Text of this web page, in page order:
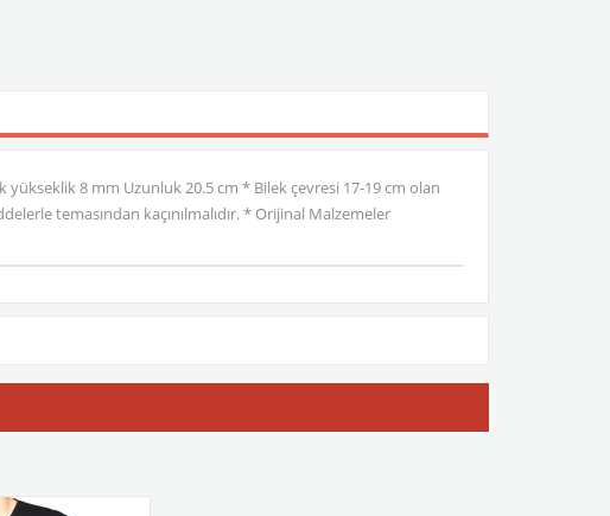
yükseklik 8 mm Uzunluk 20.5 cm * Bilek çevresi 17-19 cm olan
temasından kaçınılmalıdır. * Orijinal Malzemeler